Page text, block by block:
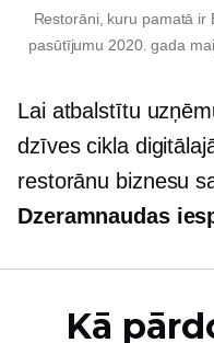
Restorāni, kuru pamatā ir
pasūtījumu 2020. gada
Lai atbalstītu
dzīves cikla
restorānu biznesu
Dzeramnaudas
Kā